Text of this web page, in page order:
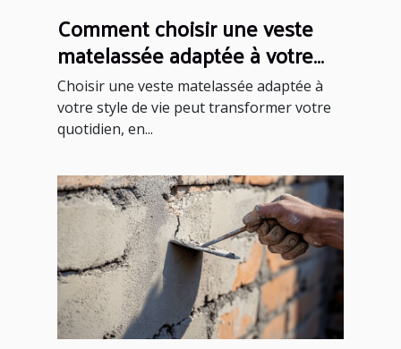
Comment choisir une veste
matelassée adaptée à votre
style de vie ?
Choisir une veste matelassée adaptée à
votre style de vie peut transformer votre
quotidien, en...